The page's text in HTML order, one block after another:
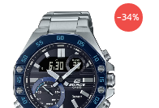
-34%
Original
price
was:
7,400 ฿.
price